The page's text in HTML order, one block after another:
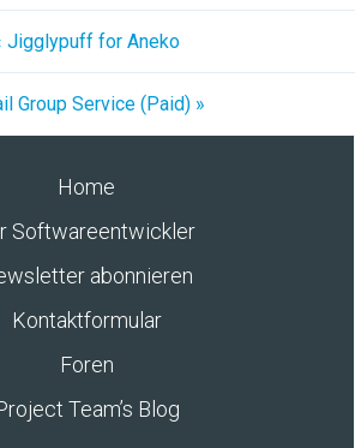
Jigglypuff for Aneko
Group Service (Paid) »
Home
Softwareentwickler
abonnieren
Kontaktformular
Foren
Team’s Blog